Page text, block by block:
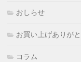
おしらせ
お買い上げありが
コラム